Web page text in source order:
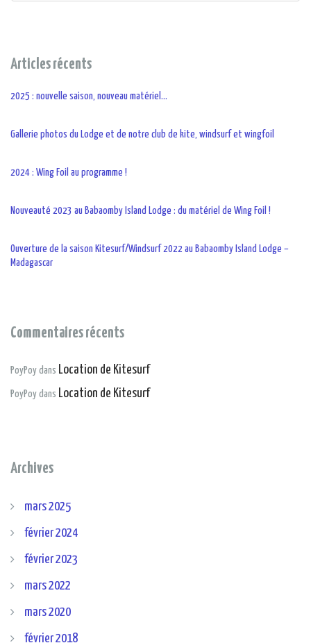
Articles récents
2025 : nouvelle saison, nouveau matériel…
Gallerie photos du Lodge et de notre club de kite, windsurf et wingfoil
2024 : Wing Foil au programme !
Nouveauté 2023 au Babaomby Island Lodge : du matériel de Wing Foil !
Ouverture de la saison Kitesurf/Windsurf 2022 au Babaomby Island Lodge –
Madagascar
Commentaires récents
PoyPoy dans Location de Kitesurf
PoyPoy dans Location de Kitesurf
Archives
mars 2025
février 2024
février 2023
mars 2022
mars 2020
février 2018